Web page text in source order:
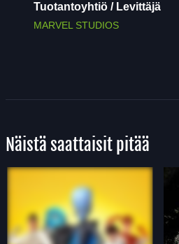
Tuotantoyhtiö / Levittäjä
MARVEL STUDIOS
Näistä saattaisit pitää